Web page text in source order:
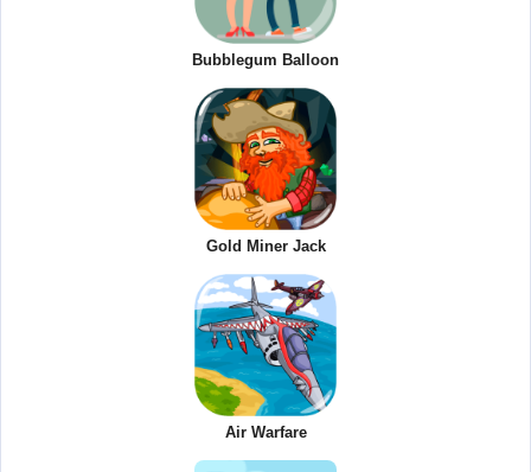
Bubblegum Balloon
Gold Miner Jack
Air Warfare